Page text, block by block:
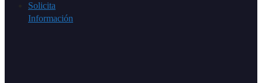
Solicita
Información